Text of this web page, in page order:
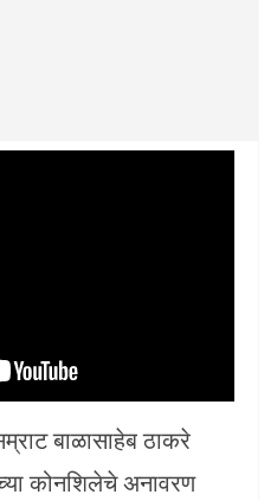
बाळासाहेब ठाकरे
कोनशिलेचे अनावरण